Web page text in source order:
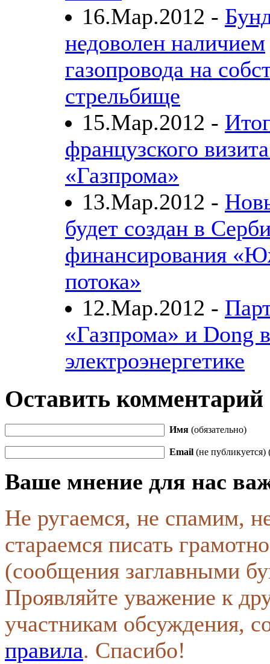
16.Мар.2012 -
недоволен наличием
газопровода на
стрельбище
15.Мар.2012 -
французского
«Газпрома»
13.Мар.2012 -
будет создан в
финансирования
потока»
12.Мар.2012 -
«Газпрома» и Dong в
электроэнергетике
Оставить комментарий
Имя (обязательно)
Email (не публикуется)
Ваше мнение для нас
Не ругаемся, не спамим,
стараемся писать
(сообщения заглавными
Проявляйте уважение к
участникам обсуждения,
правила. Спасибо!